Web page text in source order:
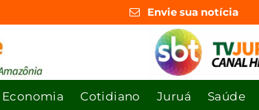
Envie sua notícia
Economia Cotidiano Juruá Saúde